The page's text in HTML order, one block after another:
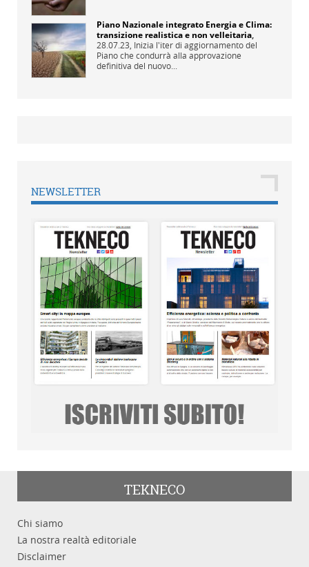
Piano Nazionale integrato Energia e Clima:
transizione realistica e non velleitaria,
28.07.23, Inizia l'iter di aggiornamento del
Piano che condurrà alla approvazione
definitiva del nuovo...
NEWSLETTER
TEKNECO
Chi siamo
La nostra realtà editoriale
Disclaimer